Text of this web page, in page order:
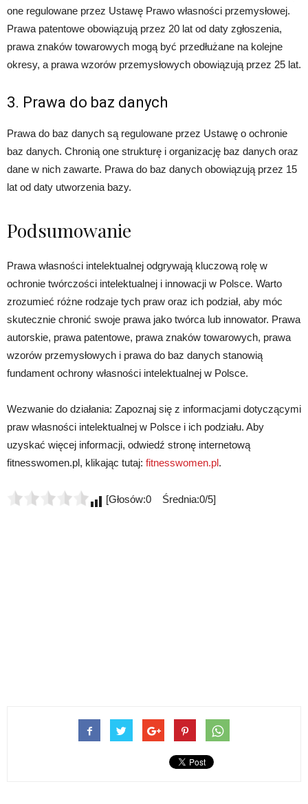
one regulowane przez Ustawę Prawo własności przemysłowej.
Prawa patentowe obowiązują przez 20 lat od daty zgłoszenia,
prawa znaków towarowych mogą być przedłużane na kolejne
okresy, a prawa wzorów przemysłowych obowiązują przez 25 lat.
3. Prawa do baz danych
Prawa do baz danych są regulowane przez Ustawę o ochronie
baz danych. Chronią one strukturę i organizację baz danych oraz
dane w nich zawarte. Prawa do baz danych obowiązują przez 15
lat od daty utworzenia bazy.
Podsumowanie
Prawa własności intelektualnej odgrywają kluczową rolę w
ochronie twórczości intelektualnej i innowacji w Polsce. Warto
zrozumieć różne rodzaje tych praw oraz ich podział, aby móc
skutecznie chronić swoje prawa jako twórca lub innowator. Prawa
autorskie, prawa patentowe, prawa znaków towarowych, prawa
wzorów przemysłowych i prawa do baz danych stanowią
fundament ochrony własności intelektualnej w Polsce.
Wezwanie do działania: Zapoznaj się z informacjami dotyczącymi
praw własności intelektualnej w Polsce i ich podziału. Aby
uzyskać więcej informacji, odwiedź stronę internetową
fitnesswomen.pl, klikając tutaj: fitnesswomen.pl.
[Głosów:0 Średnia:0/5]